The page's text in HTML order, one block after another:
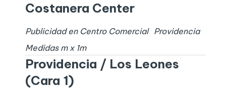
Costanera Center
Publicidad en Centro Comercial
Providencia
Medidas m x 1m
Providencia / Los Leones
(Cara 1)